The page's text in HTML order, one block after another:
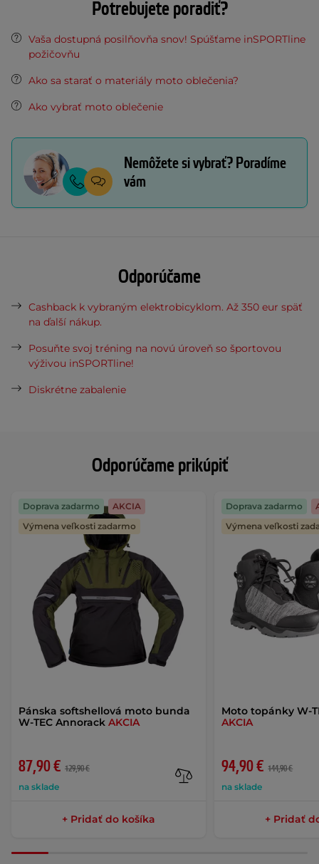
Odporúčame prikúpiť
Pánska softshellová moto bunda
W-TEC Annorack AKCIA
87,90 € 129,90 €
na sklade
Doprava zadarmo
AKCIA
Výmena veľkosti zadarmo
+ Pridať do košíka
Moto topánky W-
AKCIA
94,90 € 144,90 €
na sklade
Doprava zadarmo
Výmena veľkosti
+ Pridať
Potrebujete poradiť?
Vaša dostupná posilňovňa snov! Spúšťame inSPORTline
požičovňu
Ako sa starať o materiály moto oblečenia?
Ako vybrať moto oblečenie
Nemôžete si vybrať? Poradíme
vám
Odporúčame
Cashback k vybraným elektrobicyklom. Až 350 eur späť
na ďalší nákup.
Posuňte svoj tréning na novú úroveň so športovou
výživou inSPORTline!
Diskrétne zabalenie